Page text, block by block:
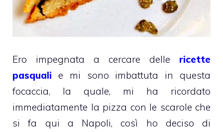
Ero impegnata a cercare delle ricette
pasquali e mi sono imbattuta in questa
focaccia, la quale, mi ha ricordato
immediatamente la pizza con le scarole che
si fa qui a Napoli, così ho deciso di